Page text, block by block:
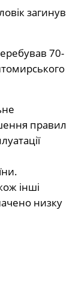
загинув
70-
правил
інші
низку